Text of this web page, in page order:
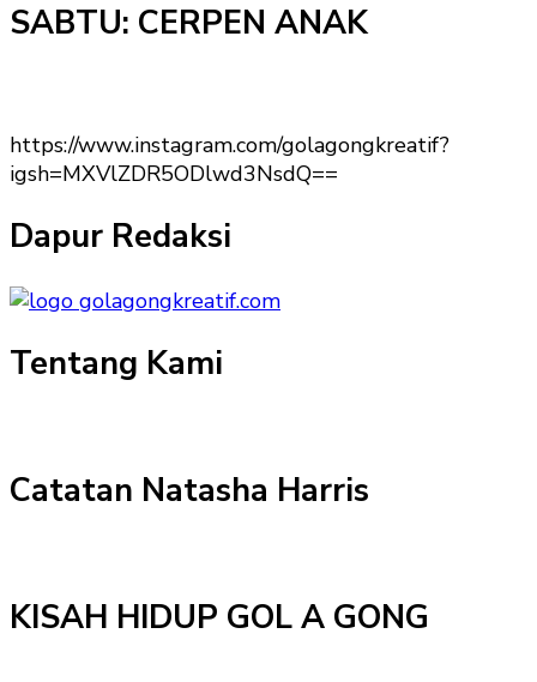
SABTU: CERPEN ANAK
https://www.instagram.com/golagongkreatif?
igsh=MXVlZDR5ODlwd3NsdQ==
Dapur Redaksi
Tentang Kami
Catatan Natasha Harris
KISAH HIDUP GOL A GONG